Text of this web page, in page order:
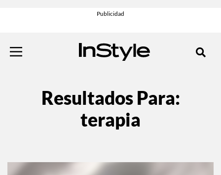
Resultados Para:
terapia